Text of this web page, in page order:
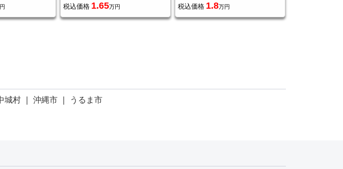
税込価格 1.65万円 税込価格 1.8万円
城村 沖縄市 うるま市